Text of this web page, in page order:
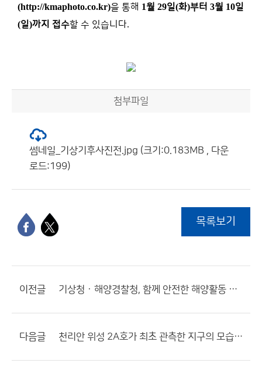
(http://kmaphoto.co.kr)을 통해 1월 29일(화)부터 3월 10일
(일)까지 접수할 수 있습니다.
첨부파일
썸네일_기상기후사진전.jpg (크기:0.183MB , 다운
로드:199)
목록보기
이전글 기상청 · 해양경찰청, 함께 안전한 해양활동 지원하기로
다음글 천리안 위성 2A호가 최초 관측한 지구의 모습 공개